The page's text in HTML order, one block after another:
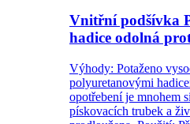
Vnitřní podšívka
hadice odolná
Výhody: Potaženo
polyuretanovými
opotřebení je mnohem
pískovacích trubek a